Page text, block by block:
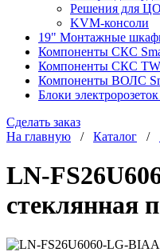
Решения для
KVM-консоли
19" Монтажные
Компоненты СКС
Компоненты СКС
Компоненты ВОЛС
Блоки
Сделать заказ
На главную / Каталог /
LN-
стеклянная